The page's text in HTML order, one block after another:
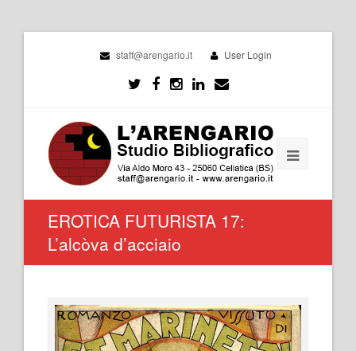
staff@arengario.it User Login
EROTICA FUTURISTA 17:
L’alcòva d’acciaio